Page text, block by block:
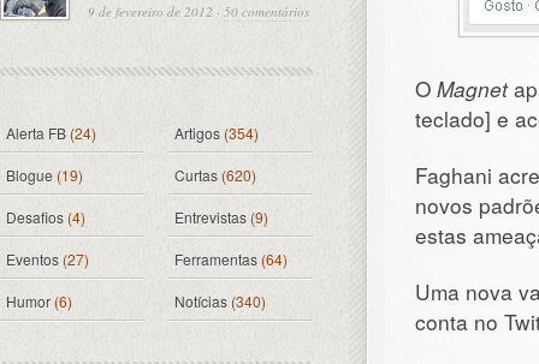
O Magnet
teclado] e
Faghani
novos
estas
Uma nova
conta no
9 de fevereiro de 2012 · 50 comentários
Alerta FB(24) Artigos(354)
Blogue (19) Curtas(620)
Desafios (4) Entrevistas(9)
Eventos(27) Ferramentas(64)
Humor(6) Notícias (340)